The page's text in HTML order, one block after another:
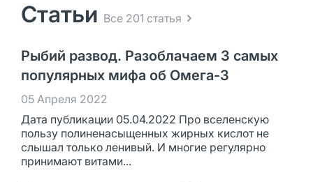
Статьи Все 201 статья
Рыбий развод. Разоблачаем 3 самых
популярных мифа об Омега-3
05 Апреля 2022
Дата публикации 05.04.2022 Про вселенскую
пользу полиненасыщенных жирных кислот не
слышал только ленивый. И многие регулярно
принимают витами...